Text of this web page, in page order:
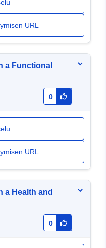
URL
a Functional
0
URL
a Health and
0